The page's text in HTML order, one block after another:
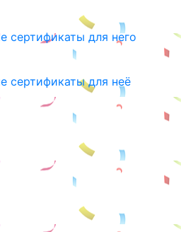
сертификаты для него
сертификаты для неё